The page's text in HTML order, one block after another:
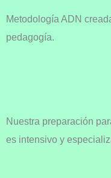
Metodología ADN
pedagogía.
Nuestra preparación
es intensivo y